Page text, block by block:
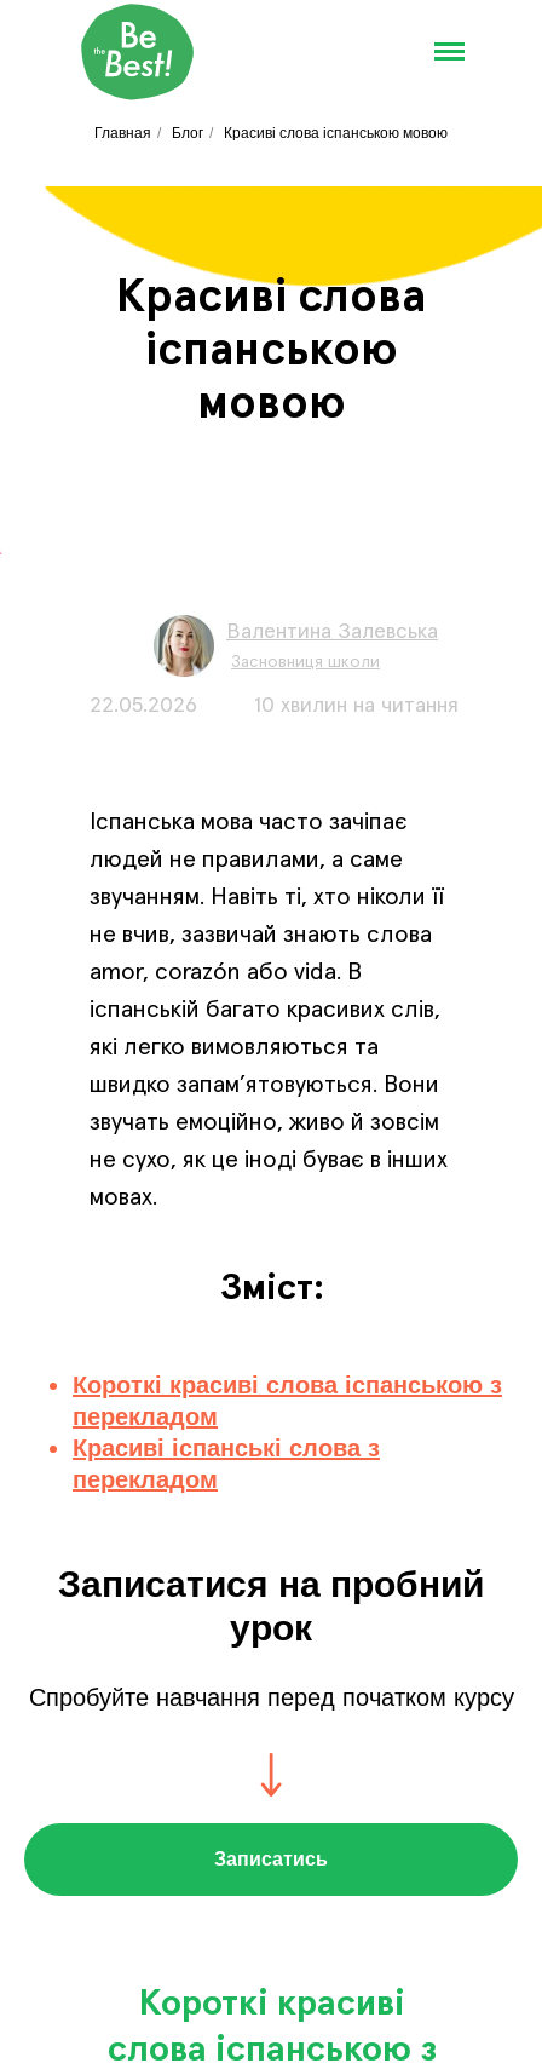
Главная / Блог / Красиві слова іспанською мовою
Красиві слова
іспанською
мовою
22.05.2026 10 хвилин на читання
Валентина Залевська
Засновниця школи
Іспанська мова часто зачіпає
людей не правилами, а саме
звучанням. Навіть ті, хто ніколи її
не вчив, зазвичай знають слова
amor, corazón або vida. В
іспанській багато красивих слів,
які легко вимовляються та
швидко запам’ятовуються. Вони
звучать емоційно, живо й зовсім
не сухо, як це іноді буває в інших
мовах.
Зміст:
Короткі красиві слова іспанською з
перекладом
Красиві іспанські слова з
перекладом
Записатися на пробний
урок
Спробуйте навчання перед початком курсу
Записатись
Короткі красиві
слова іспанською з